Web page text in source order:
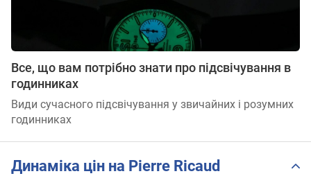
Все, що вам потрібно знати про підсвічування в
годинниках
Види сучасного підсвічування у звичайних і розумних
годинниках
Динаміка цін на Pierre Ricaud